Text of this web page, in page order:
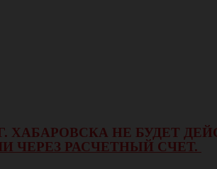
ХАБАРОВСКА НЕ БУДЕТ
ЧЕРЕЗ РАСЧЕТНЫЙ СЧЕТ.